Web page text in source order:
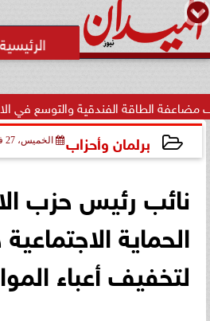
الفندقية والتوسع في الاستثمار...
برلمان وأحزاب الخميس، 27 فبراير 2025
نائب رئيس حزب
الحماية
لتخفيف أعباء